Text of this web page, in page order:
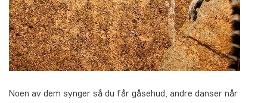
Noen av dem synger så du får gåsehud, andre danser når